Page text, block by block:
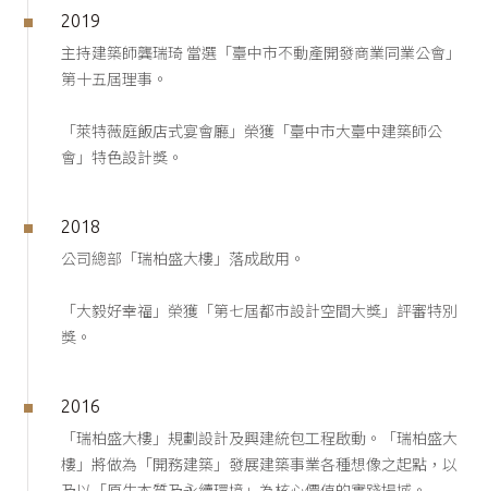
2019
主持建築師龔瑞琦 當選「臺中市不動產開發商業同業公會」
第十五屆理事。
「萊特薇庭飯店式宴會廳」榮獲「臺中市大臺中建築師公
會」特色設計獎。
2018
公司總部「瑞柏盛大樓」落成啟用。
「大毅好幸福」榮獲「第七屆都市設計空間大獎」評審特別
獎。
2016
「瑞柏盛大樓」規劃設計及興建統包工程啟動。「瑞柏盛大
樓」將做為「開務建築」發展建築事業各種想像之起點，以